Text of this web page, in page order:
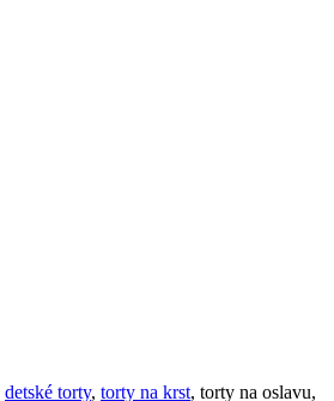
detské torty, torty na krst, torty na oslavu,